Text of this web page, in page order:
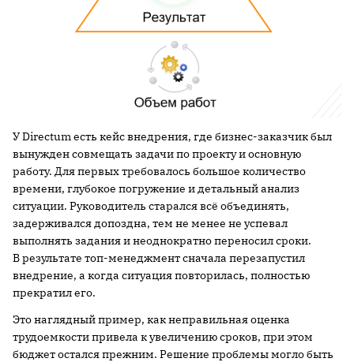
У Directum есть кейс внедрения, где бизнес-заказчик был
вынужден совмещать задачи по проекту и основную
работу. Для первых требовалось большое количество
времени, глубокое погружение и детальный анализ
ситуации. Руководитель старался всё объединять,
задерживался допоздна, тем не менее не успевал
выполнять задания и неоднократно переносил сроки.
В результате топ-менеджмент сначала перезапустил
внедрение, а когда ситуация повторилась, полностью
прекратил его.
Это наглядный пример, как неправильная оценка
трудоемкости привела к увеличению сроков, при этом
бюджет остался прежним. Решение проблемы могло быть